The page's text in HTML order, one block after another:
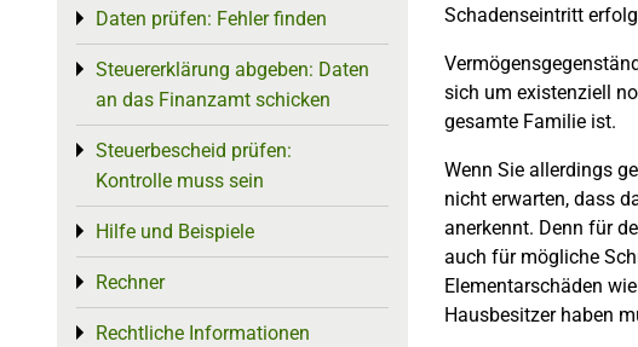
Schadenseintritt
sich um existenziell
gesamte Familie ist.
Wenn Sie allerdings
nicht erwarten, dass
anerkennt. Denn für
auch für mögliche
Elementarschäden
Hausbesitzer haben
Daten prüfen: Fehler finden
Toggle menu
Steuererklärung abgeben: Daten
an das Finanzamt schicken
Toggle menu
Steuerbescheid prüfen:
Kontrolle muss sein
Toggle menu
Hilfe und Beispiele
Toggle menu
Rechner
Toggle menu
Rechtliche Informationen
Toggle menu